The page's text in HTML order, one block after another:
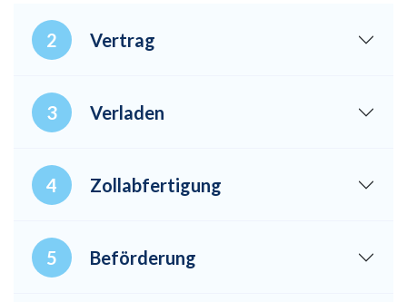
Vertrag
Verladen
Zollabfertigung
Beförderung